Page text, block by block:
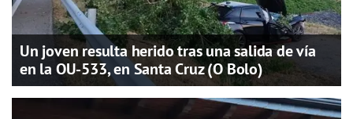
Un joven resulta herido tras una salida de vía
en la OU-533, en Santa Cruz (O Bolo)